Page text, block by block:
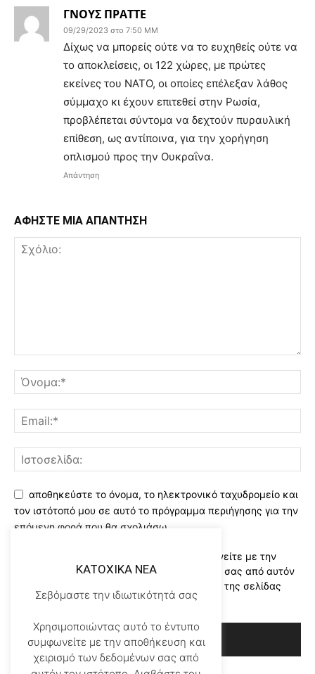
ΓΝΟΥΣ ΠΡΑΤΤΕ
09/29/2023 στο 7:50 ΜΜ
Δίχως να μπορείς ούτε να το ευχηθείς ούτε να
το αποκλείσεις, οι 122 χώρες, με πρώτες
εκείνες του ΝΑΤΟ, οι οποίες επέλεξαν λάθος
σύμμαχο κι έχουν επιτεθεί στην Ρωσία,
προβλέπεται σύντομα να δεχτούν πυραυλική
επίθεση, ως αντίποινα, για την χορήγηση
οπλισμού προς την Ουκραΐνα.
Απάντηση
ΑΦΗΣΤΕ ΜΙΑ ΑΠΑΝΤΗΣΗ
αποθηκεύστε το όνομα, το ηλεκτρονικό ταχυδρομείο και
τον ιστότοπό μου σε αυτό το πρόγραμμα περιήγησης για την
επόμενη φορά που θα σχολιάσω.
Χρησιμοποιώντας αυτό το έντυπο συμφωνείτε με την
αποθήκευση και χειρισμό των δεδομένων σας από αυτόν
τον ιστότοπο..Διαβάστε του ορους χρήσης της σελίδας
μας*
KATOXIKA NEA
Σεβόμαστε την ιδιωτικότητά σας
Χρησιμοποιώντας αυτό το έντυπο
συμφωνείτε με την αποθήκευση και
χειρισμό των δεδομένων σας από